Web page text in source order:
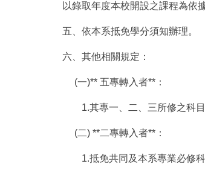
以錄取年度本校開設之課程為依據
五、依本系抵免學分須知辦理。
六、其他相關規定：
(一)** 五專轉入者**：
1.其專一、二、三所修之科
(二) **二專轉入者**：
1.抵免共同及本系專業必修